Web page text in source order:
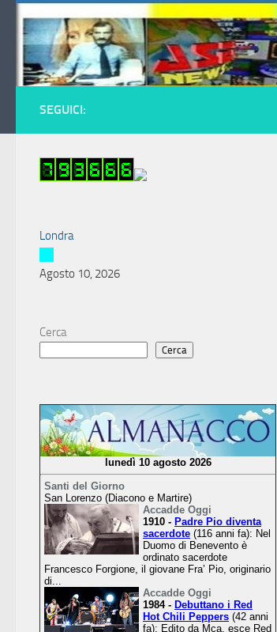
Salta al contenuto
SEGUICI:
Londra
Agosto 10, 2026
Cerca
Cerca